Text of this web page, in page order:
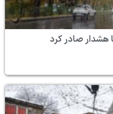
هشدار صادر کرد